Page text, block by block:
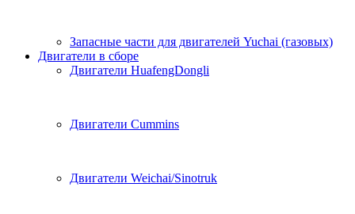
Запасные части для двигателей Yuchai (газовых)
Двигатели в сборе
Двигатели HuafengDongli
Двигатели Cummins
Двигатели Weichai/Sinotruk